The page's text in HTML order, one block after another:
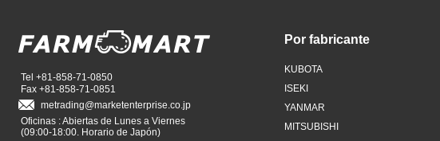
Tel +81-858-71-0850
Fax +81-858-71-0851
metrading
marketenterprise.co.jp
Oficinas : Abiertas de Lunes a Viernes
(09:00-18:00. Horario de Japón)
Por fabricante
KUBOTA
ISEKI
YANMAR
MITSUBISHI